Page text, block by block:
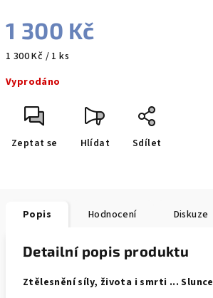
1 300 Kč
Měrná
1 300 Kč / 1 ks
Vyprodáno
Zeptat se Hlídat Sdílet
Popis Hodnocení Diskuze
Detailní popis produktu
Ztělesnění síly, života i smrti ... Slunce